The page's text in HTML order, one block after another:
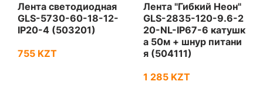
Лента светодиодная
GLS-5730-60-18-12-
IP20-4 (503201)
755 KZT
Лента "Гибкий Неон"
GLS-2835-120-9.6-2
20-NL-IP67-6 катушк
а 50м + шнур питани
я (504111)
1 285 KZT